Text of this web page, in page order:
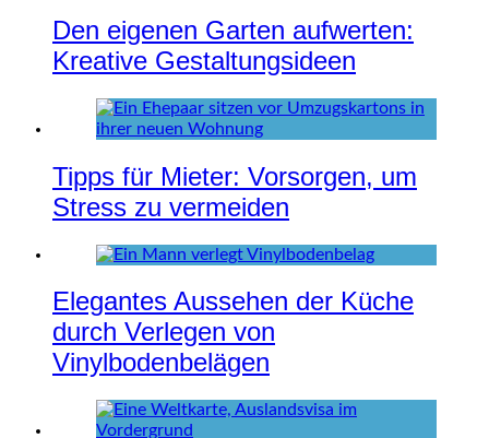
Den eigenen Garten aufwerten:
Kreative Gestaltungsideen
Tipps für Mieter: Vorsorgen, um
Stress zu vermeiden
Elegantes Aussehen der Küche
durch Verlegen von
Vinylbodenbelägen